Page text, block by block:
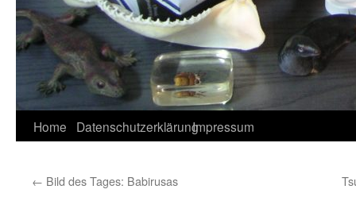
Home DatenschutzerklärungImpressum
← Bild des Tages: Babirusas